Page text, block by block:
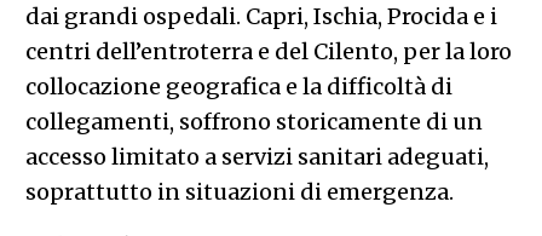
dai grandi ospedali. Capri, Ischia, Procida e i
centri dell’entroterra e del Cilento, per la loro
collocazione geografica e la difficoltà di
collegamenti, soffrono storicamente di un
accesso limitato a servizi sanitari adeguati,
soprattutto in situazioni di emergenza.